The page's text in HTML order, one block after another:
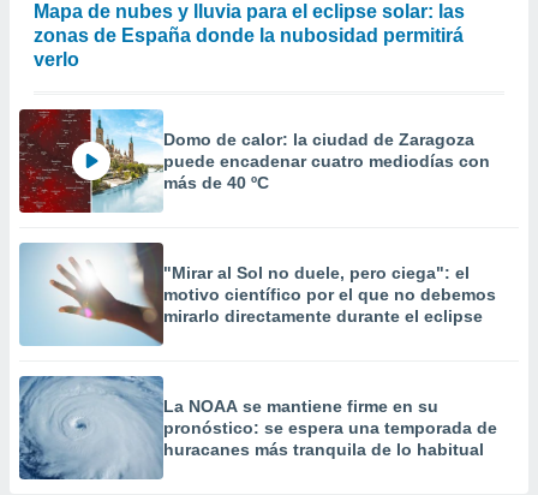
Mapa de nubes y lluvia para el eclipse solar: las
zonas de España donde la nubosidad permitirá
verlo
Domo de calor: la ciudad de Zaragoza
puede encadenar cuatro mediodías con
más de 40 ºC
"Mirar al Sol no duele, pero ciega": el
motivo científico por el que no debemos
mirarlo directamente durante el eclipse
La NOAA se mantiene firme en su
pronóstico: se espera una temporada de
huracanes más tranquila de lo habitual